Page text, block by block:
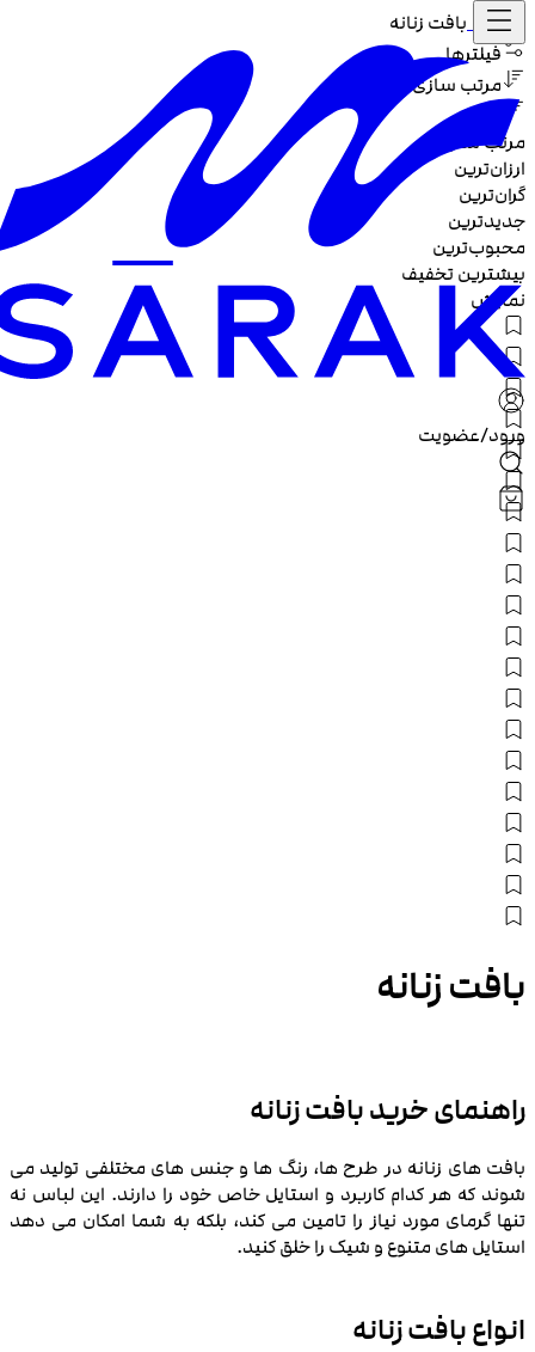
ورود/عضویت
خانه / بافت زنانه
فیلترها
مرتب سازی
مرتب سازی :
ارزان‌ترین
گران‌ترین
جدیدترین
محبوب‌ترین
بیشترین تخفیف
نمایش
بافت زنانه
راهنمای خرید بافت زنانه
بافت‌ های زنانه در طرح‌ ها، رنگ‌ ها و جنس‌ های مختلفی تولید می‌
شوند که هر کدام کاربرد و استایل خاص خود را دارند. این لباس نه
تنها گرمای مورد نیاز را تامین می‌ کند، بلکه به شما امکان می‌ دهد
استایل‌ های متنوع و شیک را خلق کنید.
انواع بافت زنانه